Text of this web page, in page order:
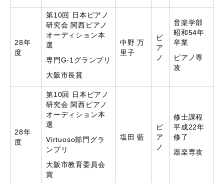
28年
度
第10回 日本ピアノ
研究会 関西ピアノ
オーディション本
選
専門G-1グランプリ
大阪市長賞
中野 万
里子
ピ
ア
ノ
音楽学部
昭和54年
卒業
ピアノ専
攻
28年
度
第10回 日本ピアノ
研究会 関西ピアノ
オーディション本
選
Virtuoso部門グラ
ンプリ
大阪市教育委員会
賞
塩田 藍
ピ
ア
ノ
修士課程
平成22年
修了
器楽専攻